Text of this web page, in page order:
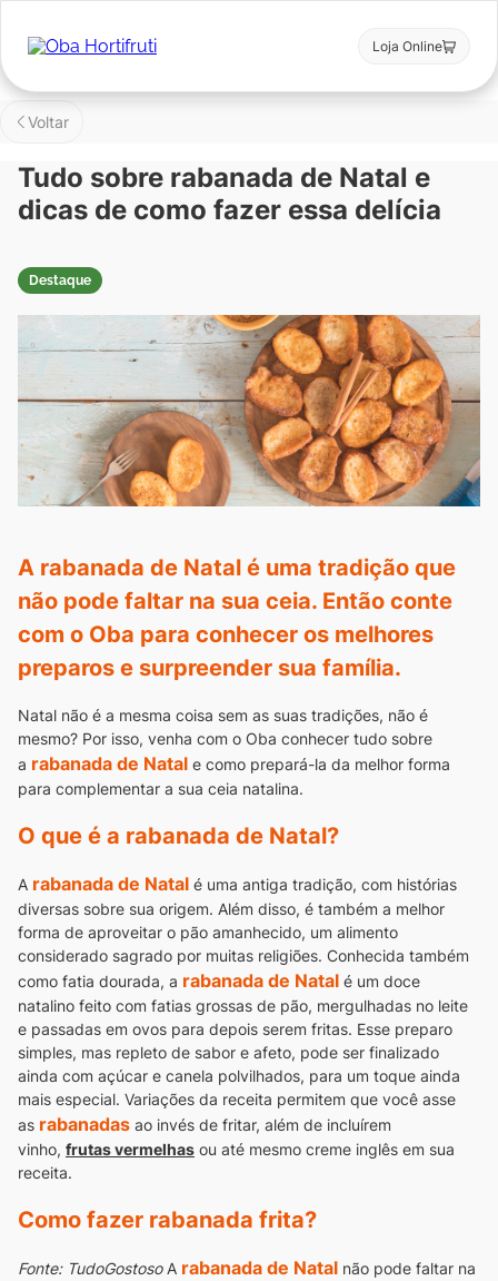
Loja Online
Voltar
Tudo sobre rabanada de Natal e
dicas de como fazer essa delícia
Destaque
A rabanada de Natal é uma tradição que
não pode faltar na sua ceia. Então conte
com o Oba para conhecer os melhores
preparos e surpreender sua família.
Natal não é a mesma coisa sem as suas tradições, não é
mesmo? Por isso, venha com o Oba conhecer tudo sobre
a rabanada de Natal e como prepará-la da melhor forma
para complementar a sua ceia natalina.
O que é a rabanada de Natal?
A rabanada de Natal é uma antiga tradição, com histórias
diversas sobre sua origem. Além disso, é também a melhor
forma de aproveitar o pão amanhecido, um alimento
considerado sagrado por muitas religiões. Conhecida também
como fatia dourada, a rabanada de Natal é um doce
natalino feito com fatias grossas de pão, mergulhadas no leite
e passadas em ovos para depois serem fritas. Esse preparo
simples, mas repleto de sabor e afeto, pode ser finalizado
ainda com açúcar e canela polvilhados, para um toque ainda
mais especial. Variações da receita permitem que você asse
as rabanadas ao invés de fritar, além de incluírem
vinho, frutas vermelhas ou até mesmo creme inglês em sua
receita.
Como fazer rabanada frita?
Fonte: TudoGostoso A rabanada de Natal não pode faltar na